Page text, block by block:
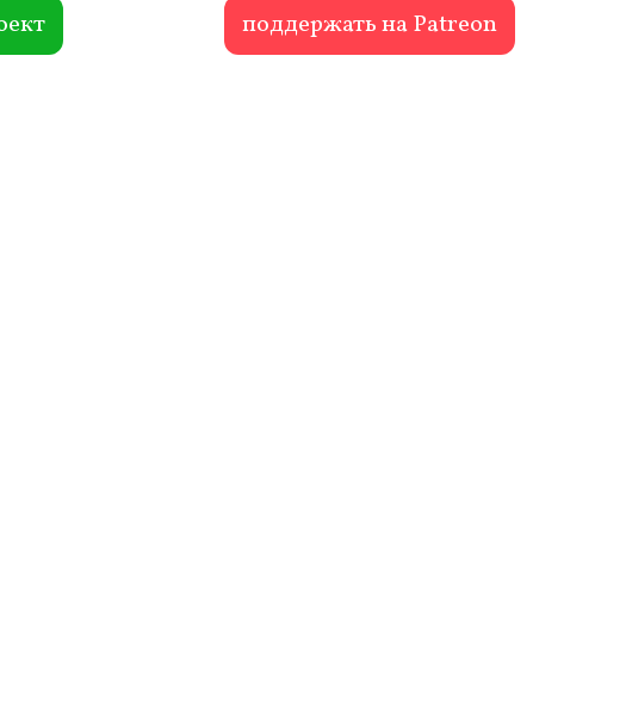
поддержать на Patreon